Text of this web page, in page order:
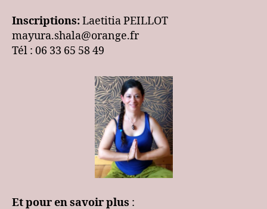
Inscriptions:Laetitia PEILLOT
mayura.shala@orange.fr
Tél : 06 33 65 58 49
Et pour en savoir plus :